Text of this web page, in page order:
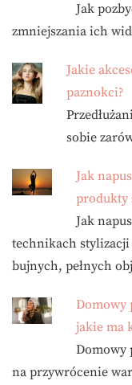
Jak
zmniejszania ich
Jakie
paznokci?
sobie
Jak
produkty
Jak
technikach stylizacji
bujnych, pełnych
Domowy
jakie ma
Domowy
na przywrócenie